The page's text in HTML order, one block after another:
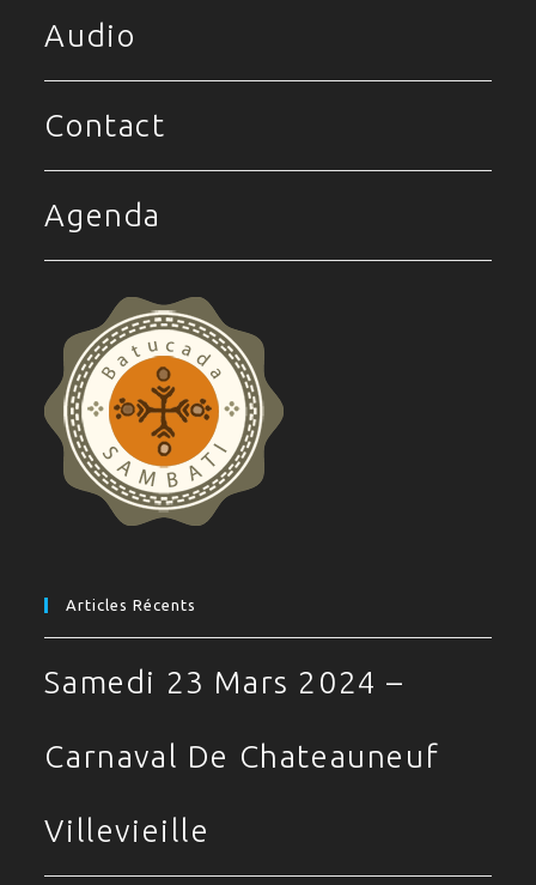
Audio
Contact
Agenda
Articles Récents
Samedi 23 Mars 2024 –
Carnaval De Chateauneuf
Villevieille